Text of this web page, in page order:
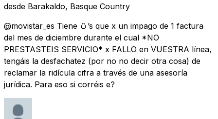
desde Barakaldo, Basque Country
@movistar_es Tiene 🥚’s que x un impago de 1 factura
del mes de diciembre durante el cual *NO
PRESTASTEIS SERVICIO* x FALLO en VUESTRA línea,
tengáis la desfachatez (por no no decir otra cosa) de
reclamar la ridícula cifra a través de una asesoría
jurídica. Para eso si corréis e?